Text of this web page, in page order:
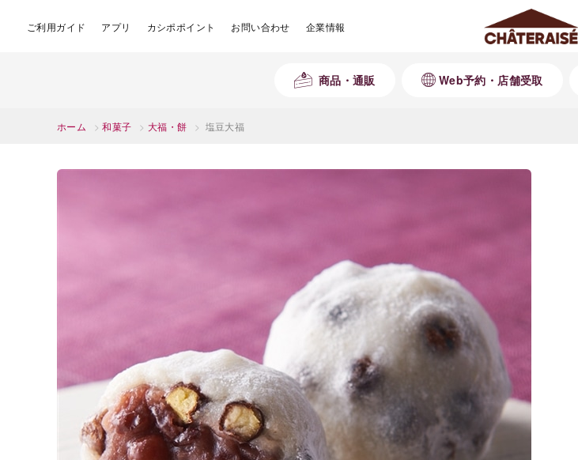
ご利用ガイド アプリ カシポポイント お問い合わせ 企業情報
商品・通販 Web予約・店舗受取
ホーム >和菓子 > 大福・餅 > 塩豆大福